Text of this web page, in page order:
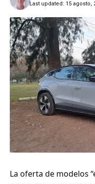
Last updated: 15 agosto,
La oferta de modelos